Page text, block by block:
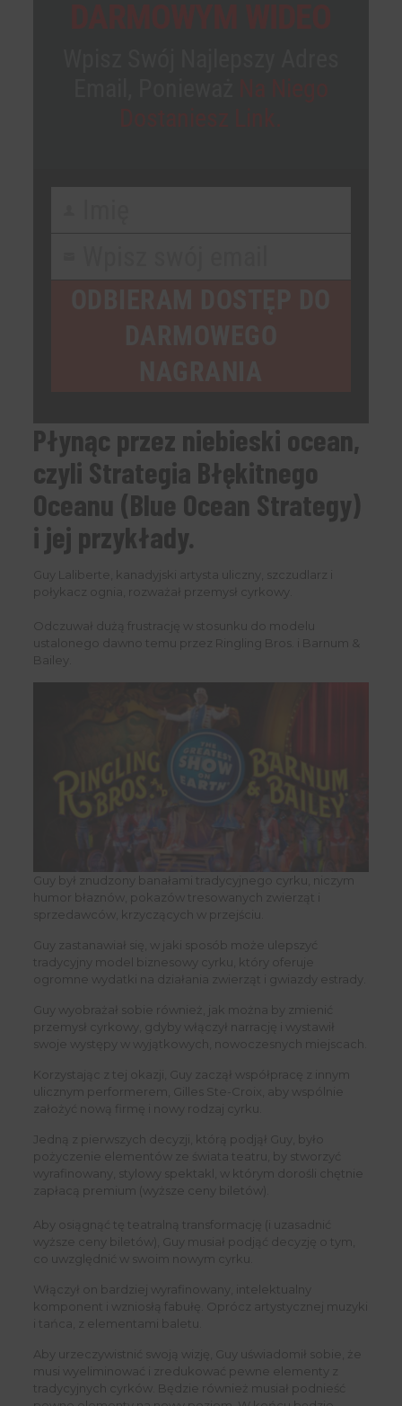
Płynąc przez niebieski ocean,
czyli Strategia Błękitnego
Oceanu (Blue Ocean Strategy)
i jej przykłady.
Guy Laliberte, kanadyjski artysta uliczny, szczudlarz i
połykacz ognia, rozważał przemysł cyrkowy.
Odczuwał dużą frustrację w stosunku do modelu
ustalonego dawno temu przez Ringling Bros. i Barnum &
Bailey.
Guy był znudzony banałami tradycyjnego cyrku, niczym
humor błaznów, pokazów tresowanych zwierząt i
sprzedawców, krzyczących w przejściu.
Guy zastanawiał się, w jaki sposób może ulepszyć
tradycyjny model biznesowy cyrku, który oferuje
ogromne wydatki na działania zwierząt i gwiazdy estrady.
Guy wyobrażał sobie również, jak można by zmienić
przemysł cyrkowy, gdyby włączył narrację i wystawił
swoje występy w wyjątkowych, nowoczesnych miejscach.
Korzystając z tej okazji, Guy zaczął współpracę z innym
ulicznym performerem, Gilles Ste-Croix, aby wspólnie
założyć nową firmę i nowy rodzaj cyrku.
Jedną z pierwszych decyzji, którą podjął Guy, było
pożyczenie elementów ze świata teatru, by stworzyć
wyrafinowany, stylowy spektakl, w którym dorośli chętnie
zapłacą premium (wyższe ceny biletów).
Aby osiągnąć tę teatralną transformację (i uzasadnić
wyższe ceny biletów), Guy musiał podjąć decyzję o tym,
co uwzględnić w swoim nowym cyrku.
Włączył on bardziej wyrafinowany, intelektualny
komponent i wzniosłą fabułę. Oprócz artystycznej muzyki
i tańca, z elementami baletu.
Aby urzeczywistnić swoją wizję, Guy uświadomił sobie, że
musi wyeliminować i zredukować pewne elementy z
tradycyjnych cyrków. Będzie również musiał podnieść